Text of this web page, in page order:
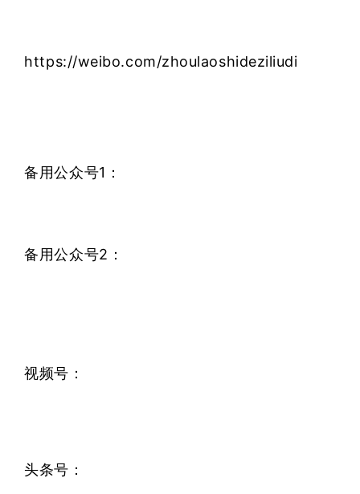
https://weibo.com/zhoulaoshideziliudi
备用公众号1：
备用公众号2：
视频号：
头条号：